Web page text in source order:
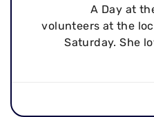
A Day at
volunteers at the
Saturday. She